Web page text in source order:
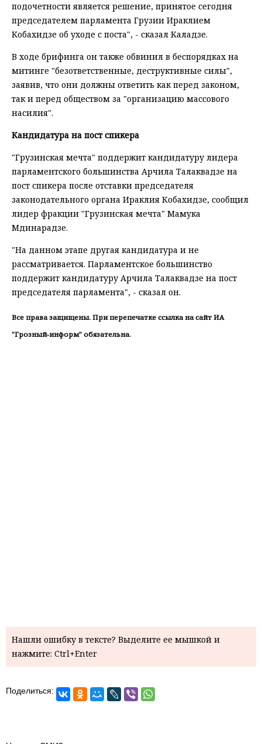
подочетности является решение, принятое сегодня
председателем парламента Грузии Ираклием
Кобахидзе об уходе с поста", - сказал Каладзе.
В ходе брифинга он также обвинил в беспорядках на
митинге "безответственные, деструктивные силы",
заявив, что они должны ответить как перед законом,
так и перед обществом за "организацию массового
насилия".
Кандидатура на пост спикера
"Грузинская мечта" поддержит кандидатуру лидера
парламентского большинства Арчила Талаквадзе на
пост спикера после отставки председателя
законодательного органа Ираклия Кобахидзе, сообщил
лидер фракции "Грузинская мечта" Мамука
Мдинарадзе.
"На данном этапе другая кандидатура и не
рассматривается. Парламентское большинство
поддержит кандидатуру Арчила Талаквадзе на пост
председателя парламента", - сказал он.
Все права защищены. При перепечатке ссылка на сайт ИА
"Грозный-информ" обязательна.
Нашли ошибку в тексте? Выделите ее мышкой и
нажмите: Ctrl+Enter
Поделиться: